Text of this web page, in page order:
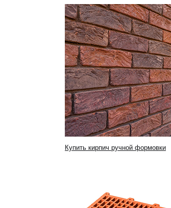
Купить кирпич ручной формовки